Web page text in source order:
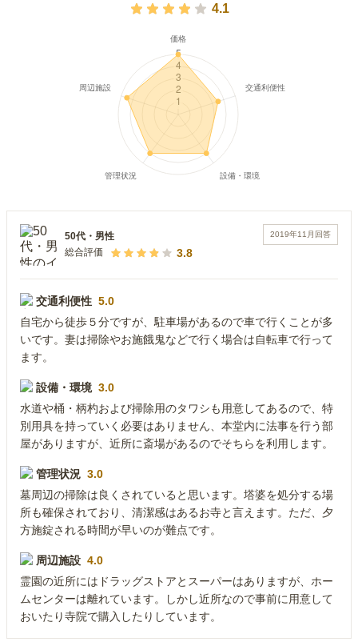
4.1
2019年11月 回答
50代 ・ 男性
総合評価
3.8
交通利便性 5.0
自宅から徒歩５分ですが、駐車場があるので車で行くことが多
いです。妻は掃除やお施餓鬼などで行く場合は自転車で行って
ます。
設備・環境 3.0
水道や桶・柄杓および掃除用のタワシも用意してあるので、特
別用具を持っていく必要はありません、本堂内に法事を行う部
屋がありますが、近所に斎場があるのでそちらを利用します。
管理状況 3.0
墓周辺の掃除は良くされていると思います。塔婆を処分する場
所も確保されており、清潔感はあるお寺と言えます。ただ、夕
方施錠される時間が早いのが難点です。
周辺施設 4.0
霊園の近所にはドラッグストアとスーパーはありますが、ホー
ムセンターは離れています。しかし近所なので事前に用意して
おいたり寺院で購入したりしています。